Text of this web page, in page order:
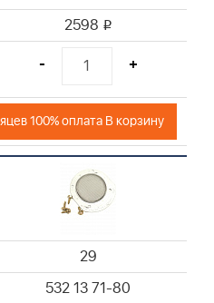
2598 i
- +
100% оплата В корзину
29
532 13 71-80